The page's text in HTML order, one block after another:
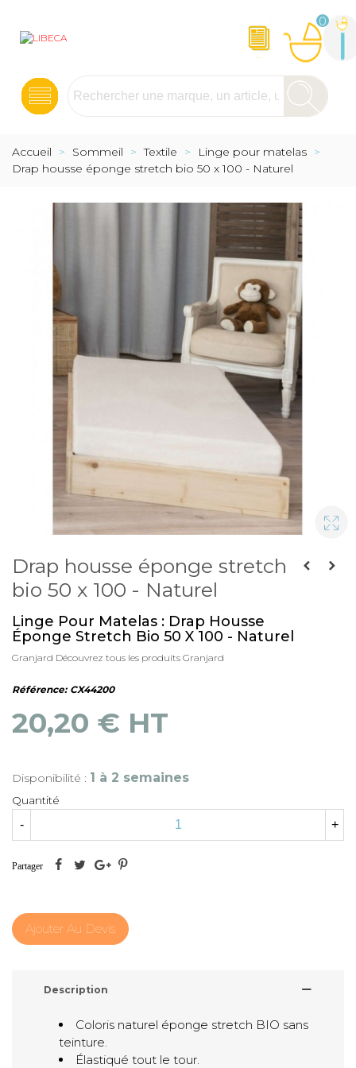
0
Accueil > Sommeil > Textile > Linge pour matelas >
Drap housse éponge stretch bio 50 x 100 - Naturel
Drap housse éponge stretch
bio 50 x 100 - Naturel
Linge Pour Matelas : Drap Housse
Éponge Stretch Bio 50 X 100 - Naturel
Granjard Découvrez tous les produits Granjard
Référence: CX44200
20,20 € HT
Disponibilité : 1 à 2 semaines
Quantité
- +
Partager
Ajouter Au Devis
Description
Coloris naturel éponge stretch BIO sans
teinture.
Élastiqué tout le tour.